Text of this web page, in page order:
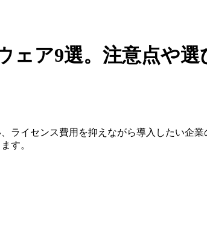
ェア9選。注意点や選
ライセンス費用を抑えながら導入したい企
す。